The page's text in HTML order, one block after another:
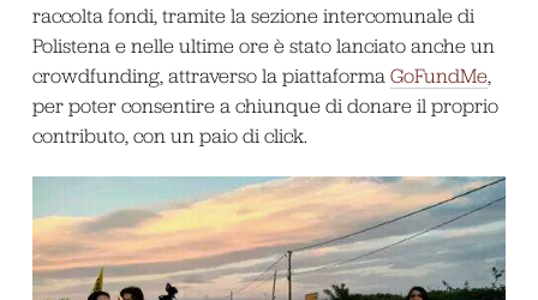
raccolta fondi, tramite la sezione intercomunale di
Polistena e nelle ultime ore è stato lanciato anche un
crowdfunding, attraverso la piattaforma GoFundMe,
per poter consentire a chiunque di donare il proprio
contributo, con un paio di click.